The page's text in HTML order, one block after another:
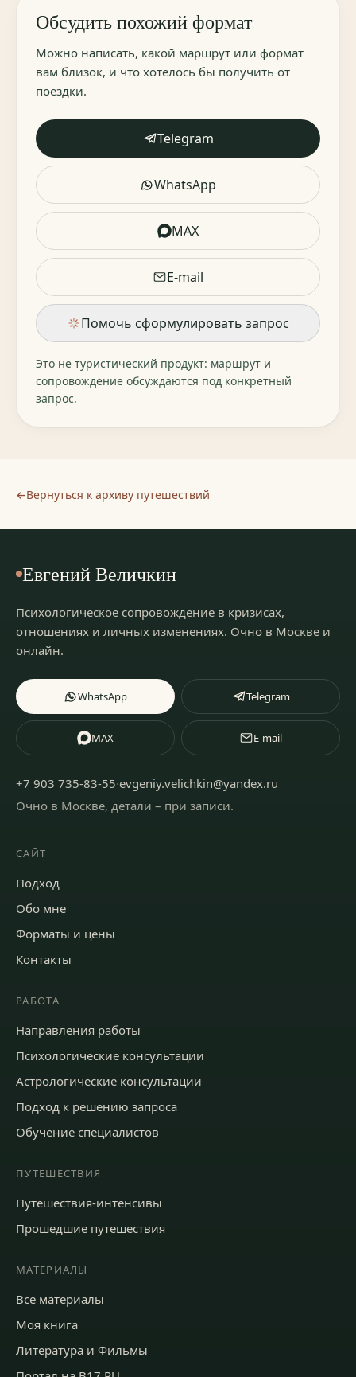
Обсудить похожий формат
Можно написать, какой маршрут или формат
вам близок, и что хотелось бы получить от
поездки.
Telegram
WhatsApp
MAX
E-mail
Помочь сформулировать запрос
Это не туристический продукт: маршрут и
сопровождение обсуждаются под конкретный
запрос.
←Вернуться к архиву путешествий
Евгений Величкин
Психологическое сопровождение в кризисах,
отношениях и личных изменениях. Очно в Москве и
онлайн.
WhatsApp Telegram
MAX E-mail
+7 903 735-83-55·evgeniy.velichkin@yandex.ru
Очно в Москве, детали – при записи.
САЙТ
Подход
Обо мне
Форматы и цены
Контакты
РАБОТА
Направления работы
Психологические консультации
Астрологические консультации
Подход к решению запроса
Обучение специалистов
ПУТЕШЕСТВИЯ
Путешествия-интенсивы
Прошедшие путешествия
МАТЕРИАЛЫ
Все материалы
Моя книга
Литература и Фильмы